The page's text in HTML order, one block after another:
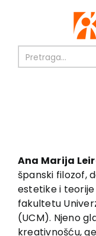
O nama
Knjige
U pripremi
Akcija
Autori
Ana Marija
španski filozof,
estetike i
fakultetu
(UCM). Njeno
kreativnošću,